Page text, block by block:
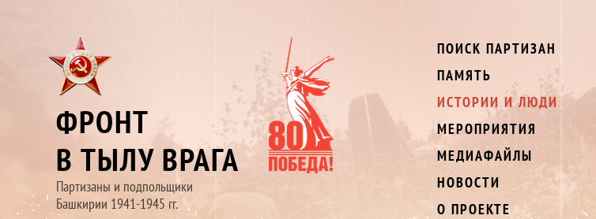
ФРОНТ
В ТЫЛУ ВРАГА
Партизаны и подпольщики
Башкирии 1941-1945 гг.
ПОИСК ПАРТИЗАН
ПАМЯТЬ
ИСТОРИИ И ЛЮДИ
МЕРОПРИЯТИЯ
МЕДИАФАЙЛЫ
НОВОСТИ
О ПРОЕКТЕ